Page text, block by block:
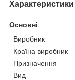
Характеристики
Основні
Виробник
Країна виробник
Призначення
Вид